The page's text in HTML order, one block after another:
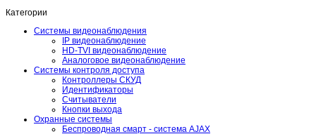
Категории
Системы видеонаблюдения
IP видеонаблюдение
HD-TVI видеонаблюдение
Аналоговое видеонаблюдение
Системы контроля доступа
Контроллеры СКУД
Идентификаторы
Считыватели
Кнопки выхода
Охранные системы
Беспроводная смарт - система AJAX